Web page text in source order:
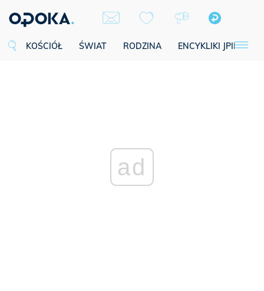
KOŚCIÓŁ ŚWIAT RODZINA ENCYKLIKI JPII
ad